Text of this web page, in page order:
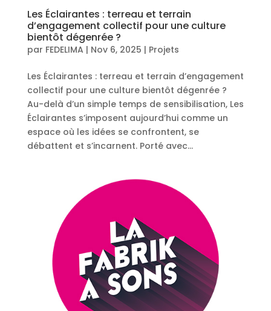
Les Éclairantes : terreau et terrain
d’engagement collectif pour une culture
bientôt dégenrée ?
par FEDELIMA | Nov 6, 2025 | Projets
Les Éclairantes : terreau et terrain d’engagement
collectif pour une culture bientôt dégenrée ?
Au-delà d’un simple temps de sensibilisation, Les
Éclairantes s’imposent aujourd’hui comme un
espace où les idées se confrontent, se
débattent et s’incarnent. Porté avec...